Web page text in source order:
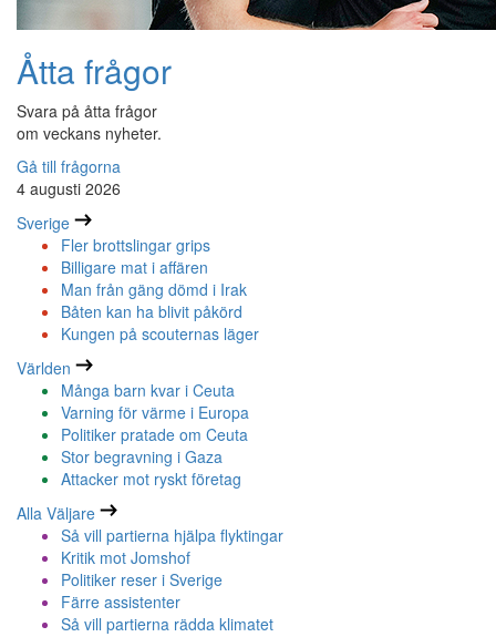
Åtta frågor
Svara på åtta frågor
om veckans nyheter.
Gå till frågorna
4 augusti 2026
Sverige
Fler brottslingar grips
Billigare mat i affären
Man från gäng dömd i Irak
Båten kan ha blivit påkörd
Kungen på scouternas läger
Världen
Många barn kvar i Ceuta
Varning för värme i Europa
Politiker pratade om Ceuta
Stor begravning i Gaza
Attacker mot ryskt företag
Alla Väljare
Så vill partierna hjälpa flyktingar
Kritik mot Jomshof
Politiker reser i Sverige
Färre assistenter
Så vill partierna rädda klimatet